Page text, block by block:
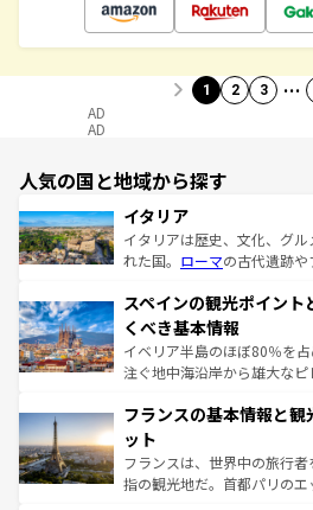
1 2 3 …
AD
AD
人気の国と地域から探す
イタリア
イタリアは歴史、文化、グ
れた国。 ローマの古代遺跡
ろん、トスカーナの美しい
景など、自然景観も見逃せな
ピザやパスタなど、絶品の
できる。朝目覚めてから夜
なお、新着のイタリア情報は
しい。
スペインの観光ポイント
くべき基本情報
イベリア半島のほぼ80％を
注ぐ地中海沿岸から雄大な
文化が根付くこの国では、
れる闘牛、そして美味しいタ
る。首都マドリードの洗練
アートに溢れた街角から、
フランスの基本情報と
ット
フランスは、世界中の旅行
指の観光地だ。首都パリの